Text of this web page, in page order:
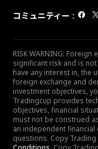
コミュニティー :
RISK WARNING:
significant risk and is
have any interest in, the
foreign exchange and
investment objectives,
Tradingcup provides
objectives, financial
must not be construed
an independent
questions. Copy